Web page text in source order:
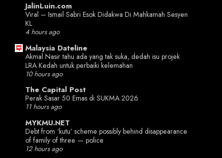
JalinLuin.com
Viral – Ismail Sabri Esok Didakwa Di Mahkamah Sesyen
KL
4 hours ago
Malaysia Dateline
Akmal Nasir tahu ada yang tak suka, dedah isu projek
LRA Kedah untuk perbaiki kelemahan
10 hours ago
The Capital Post
Perak Sasar 50 Emas di SUKMA 2026
11 hours ago
MYKMU.NET
Debt from ‘kutu’ scheme possibly behind disappearance
of family of three — police
12 hours ago